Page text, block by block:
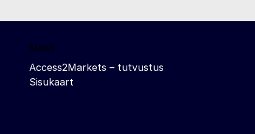
Meist
Access2Markets – tutvustus
Sisukaart